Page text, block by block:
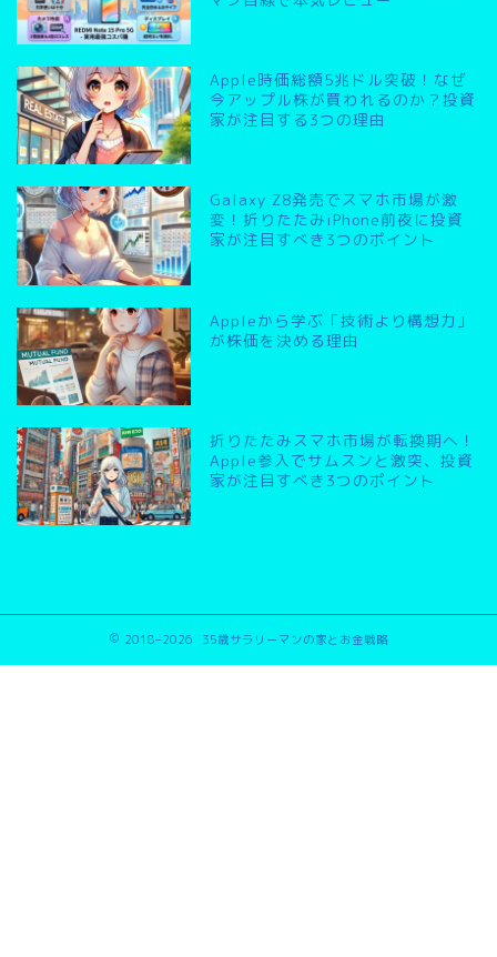
Apple時価総額5兆ドル突破！なぜ
今アップル株が買われるのか？投資
家が注目する3つの理由
Galaxy Z8発売でスマホ市場が激
変！折りたたみiPhone前夜に投資
家が注目すべき3つのポイント
Appleから学ぶ「技術より構想力」
が株価を決める理由
折りたたみスマホ市場が転換期へ！
Apple参入でサムスンと激突、投資
家が注目すべき3つのポイント
2018–2026 35歳サラリーマンの家とお金戦略